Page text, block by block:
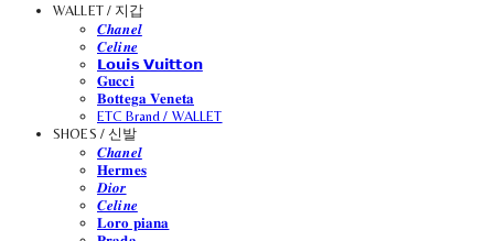
WALLET / 지갑
𝑪𝒉𝒂𝒏𝒆𝒍
𝑪𝒆𝒍𝒊𝒏𝒆
𝗟𝗼𝘂𝗶𝘀 𝗩𝘂𝗶𝘁𝘁𝗼𝗻
𝐆𝐮𝐜𝐜𝐢
𝐁𝐨𝐭𝐭𝐞𝐠𝐚 𝐕𝐞𝐧𝐞𝐭𝐚
ETC Brand / WALLET
SHOES / 신발
𝑪𝒉𝒂𝒏𝒆𝒍
𝐇𝐞𝐫𝐦𝐞𝐬
𝑫𝒊𝒐𝒓
𝑪𝒆𝒍𝒊𝒏𝒆
𝐋𝐨𝐫𝐨 𝐩𝐢𝐚𝐧𝐚